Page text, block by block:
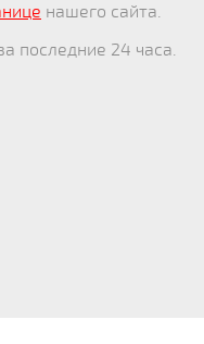
нашего сайта.
последние 24 часа.